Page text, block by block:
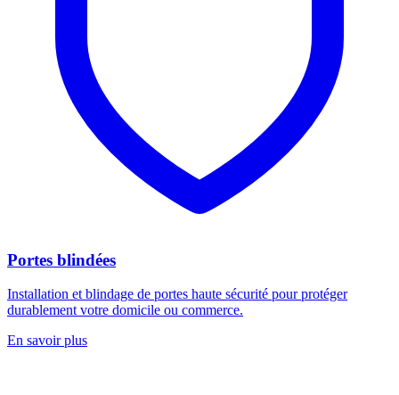
Portes blindées
Installation et blindage de portes haute sécurité pour protéger
durablement votre domicile ou commerce.
En savoir plus